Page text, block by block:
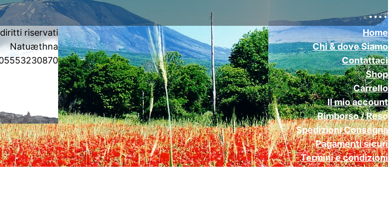
….
riservati
Natuæthna
Home
Chi & dove Siamo
Contattaci
Shop
Carrello
Il mio account
Rimborso / Reso
Spedizioni Consegna
Pagamenti sicuri
Termini e condizioni